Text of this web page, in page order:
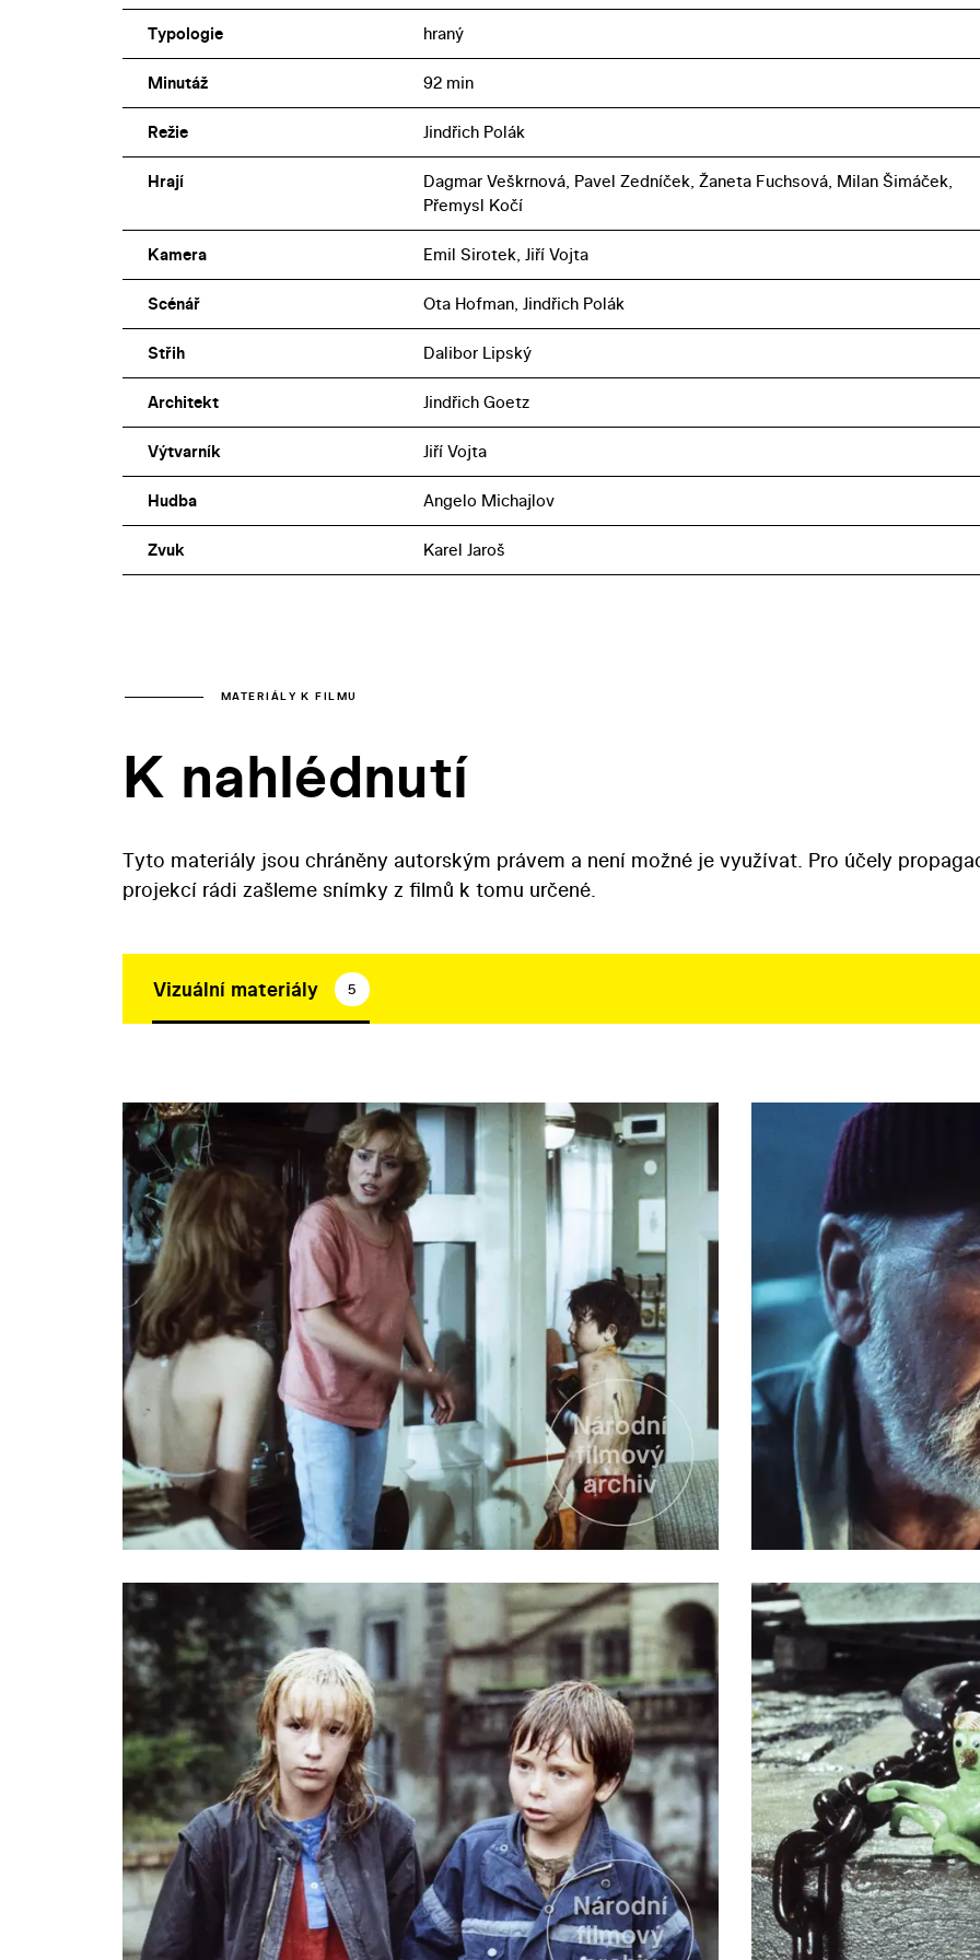
Typologie hraný
Minutáž 92 min
Režie Jindřich Polák
Hrají
Dagmar Veškrnová, Pavel Zedníček, Žaneta Fuchsová, Milan Šimáček,
Přemysl Kočí
Kamera Emil Sirotek, Jiří Vojta
Scénář Ota Hofman, Jindřich Polák
Střih Dalibor Lipský
Architekt Jindřich Goetz
Výtvarník Jiří Vojta
Hudba Angelo Michajlov
Zvuk Karel Jaroš
MATERIÁLY K FILMU
K nahlédnutí
Tyto materiály jsou chráněny autorským právem a není možné je využívat. Pro účely
projekcí rádi zašleme snímky z filmů k tomu určené.
Vizuální materiály 5